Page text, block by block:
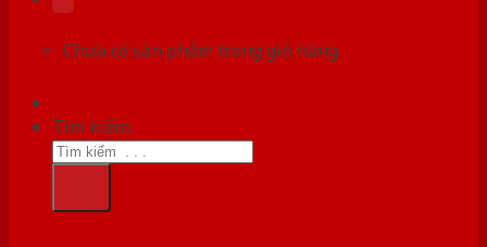
Chưa có sản phẩm trong giỏ hàng.
Tìm kiếm: